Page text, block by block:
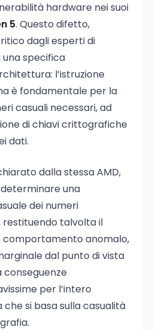
hardware nei suoi
5. Questo difetto,
dagli esperti di
una specifica
l’istruzione
è fondamentale per la
casuali necessari, ad
di chiavi crittografiche
dati.
dalla stessa AMD,
una
dei numeri
restituendo talvolta il
comportamento anomalo,
dal punto di vista
conseguenze
per l’intero
che si basa sulla casualità